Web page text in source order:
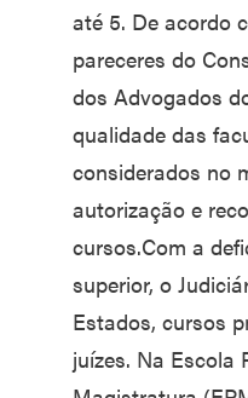
até 5. De acordo
pareceres do
dos Advogados
qualidade das
considerados no
autorização e
cursos.Com a
superior, o
Estados, cursos
juízes. Na Escola